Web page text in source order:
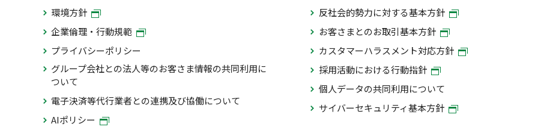
環境方針
企業倫理・行動規範
プライバシーポリシー
グループ会社との法人等のお客さま情報の共同利用に
ついて
電子決済等代行業者との連携及び協働について
AIポリシー
反社会的勢力に対する基本方針
お客さまとのお取引基本方針
カスタマーハラスメント対応方針
採用活動における行動指針
個人データの共同利用について
サイバーセキュリティ基本方針